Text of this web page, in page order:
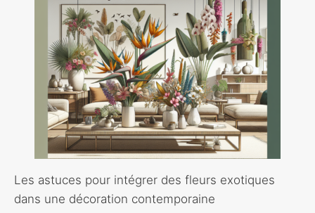
Les astuces pour intégrer des fleurs exotiques
dans une décoration contemporaine